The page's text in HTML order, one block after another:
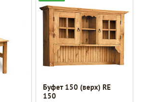
Буфет 150 (верх) RE
150